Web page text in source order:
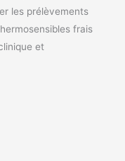
les prélèvements
frais
et